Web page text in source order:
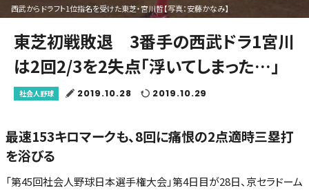
西武からドラフト1位指名を受けた東芝・宮川哲【写真：安藤かなみ】
東芝初戦敗退 3番手の西武ドラ1宮川
は2回2/3を2失点「浮いてしまった…」
社会人野球 2019.10.28 2019.10.29
最速153キロマークも、8回に痛恨の2点適時三塁打
を浴びる
「第45回社会人野球日本選手権大会」第4日目が28日、京セラドーム